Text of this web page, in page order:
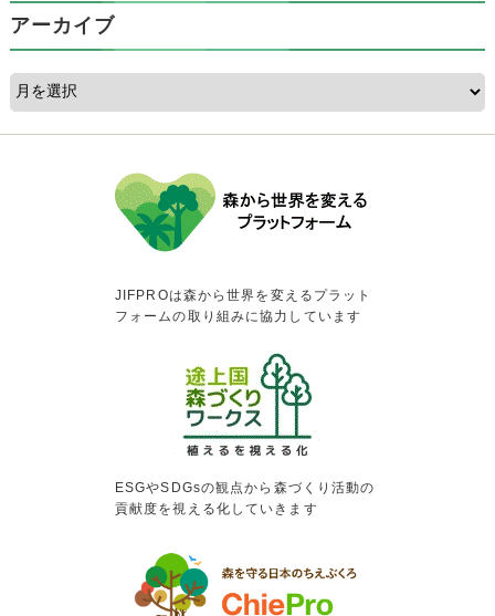
アーカイブ
JIFPROは森から世界を変えるプラット
フォームの取り組みに協力しています
ESGやSDGsの観点から森づくり活動の
貢献度を視える化していきます